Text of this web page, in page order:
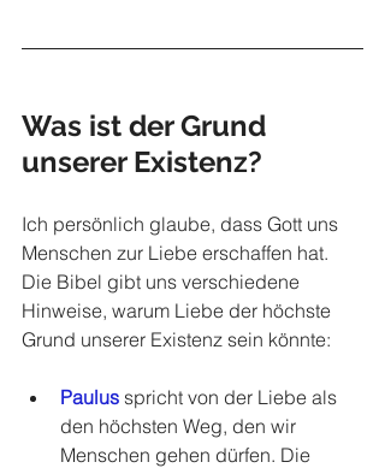
Was ist der Grund
unserer Existenz?
Ich persönlich glaube, dass Gott uns
Menschen zur Liebe erschaffen hat.
Die Bibel gibt uns verschiedene
Hinweise, warum Liebe der höchste
Grund unserer Existenz sein könnte:
Paulus spricht von der Liebe als
den höchsten Weg, den wir
Menschen gehen dürfen. Die